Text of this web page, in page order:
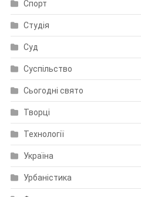
Спорт
Студія
Суд
Суспільство
Сьогодні свято
Творці
Технології
Україна
Урбаністика